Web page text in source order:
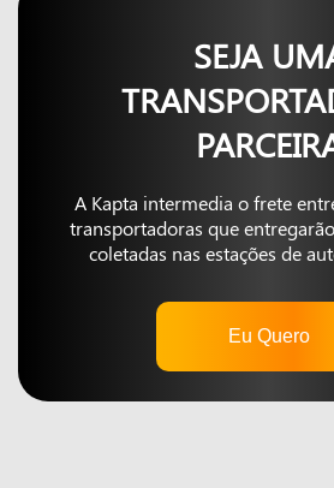
SEJA
A Kapta intermedia o frete
transportadoras que
coletadas nas estações de
Eu Quero